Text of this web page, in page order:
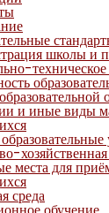
школы и
и иные виды
хозяйственная
места для
среда